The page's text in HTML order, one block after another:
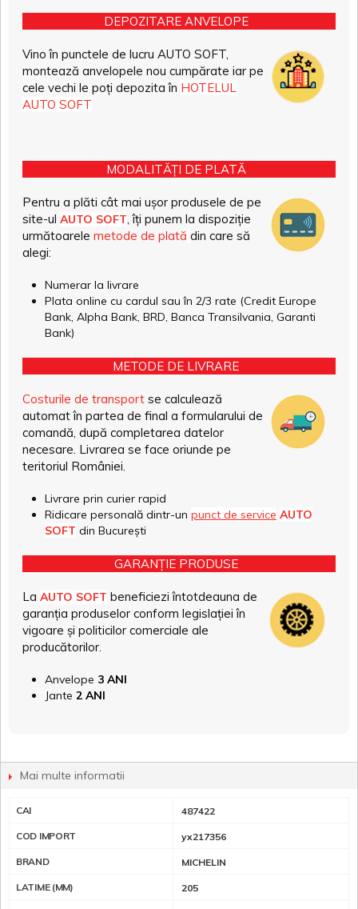
DEPOZITARE ANVELOPE
Vino în punctele de lucru AUTO SOFT,
montează anvelopele nou cumpărate iar pe
cele vechi le poți depozita în HOTELUL
AUTO SOFT
MODALITĂȚI DE PLATĂ
Pentru a plăti cât mai ușor produsele de pe
site-ul AUTO SOFT, îți punem la dispoziție
următoarele metode de plată din care să
alegi:
Numerar la livrare
Plata online cu cardul sau în 2/3 rate (Credit Europe
Bank, Alpha Bank, BRD, Banca Transilvania, Garanti
Bank)
METODE DE LIVRARE
Costurile de transport se calculează
automat în partea de final a formularului de
comandă, după completarea datelor
necesare. Livrarea se face oriunde pe
teritoriul României.
Livrare prin curier rapid
Ridicare personală dintr-un punct de service AUTO
SOFT din București
GARANȚIE PRODUSE
La AUTO SOFT beneficiezi întotdeauna de
garanția produselor conform legislației în
vigoare și politicilor comerciale ale
producătorilor.
Anvelope 3 ANI
Jante 2 ANI
Mai multe informatii
CAI 487422
COD IMPORT yx217356
BRAND MICHELIN
LATIME (MM) 205